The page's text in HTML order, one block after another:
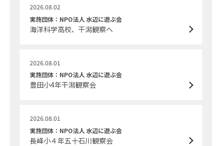
2026.08.02
実施団体：NPO法人 水辺に遊ぶ会
海洋科学高校、干潟観察へ
2026.08.01
実施団体：NPO法人 水辺に遊ぶ会
豊田小4年干潟観察会
2026.08.01
実施団体：NPO法人 水辺に遊ぶ会
長峰小４年五十石川観察会